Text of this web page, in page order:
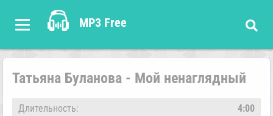
MP3 Free
Татьяна Буланова - Мой ненаглядный
Длительность:
4:00